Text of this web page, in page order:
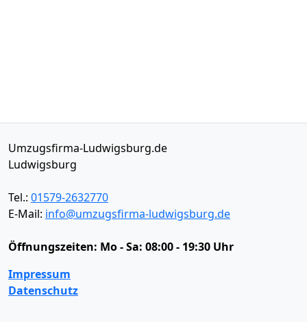
Umzugsfirma-Ludwigsburg.de
Ludwigsburg
Tel.: 01579-2632770
E-Mail: info@umzugsfirma-ludwigsburg.de
Öffnungszeiten: Mo - Sa: 08:00 - 19:30 Uhr
Impressum
Datenschutz